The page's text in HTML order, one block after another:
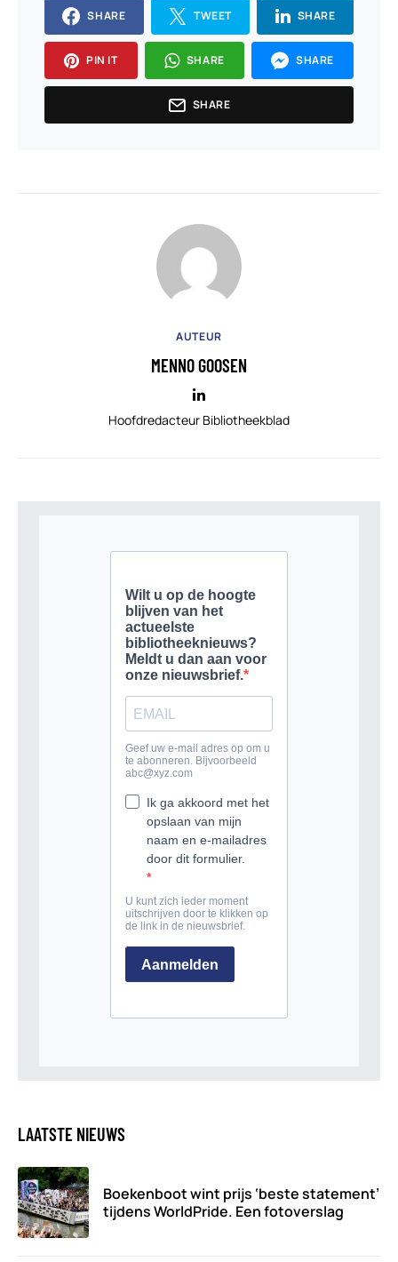
SHARE TWEET SHARE
PIN IT SHARE SHARE
SHARE
AUTEUR
MENNO GOOSEN
Hoofdredacteur Bibliotheekblad
LAATSTE NIEUWS
Boekenboot wint prijs ‘beste statement’
tijdens WorldPride. Een fotoverslag